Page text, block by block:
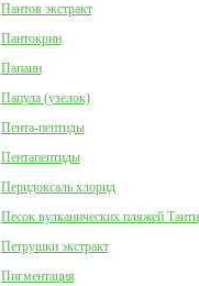
Пантов экстракт
Пантокрин
Папаин
Папула (узелок)
Пента-пептиды
Пентапептиды
Перидоксаль хлорид
Песок вулканических пляжей Таити
Петрушки экстракт
Пигментация